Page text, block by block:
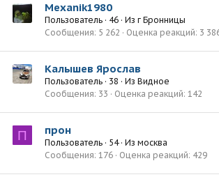
Mexanik1980
Пользователь · 46 · Из г Бронницы
Сообщения 5 262 Оценка реакций 3
Калышев Ярослав
Пользователь · 38 · Из Видное
Сообщения 33 Оценка реакций 142
П прон
Пользователь · 54 · Из москва
Сообщения 176 Оценка реакций 429